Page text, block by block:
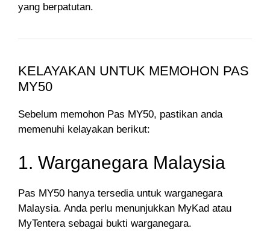
yang berpatutan.
KELAYAKAN UNTUK MEMOHON PAS
MY50
Sebelum memohon Pas MY50, pastikan anda
memenuhi kelayakan berikut:
1. Warganegara Malaysia
Pas MY50 hanya tersedia untuk warganegara
Malaysia. Anda perlu menunjukkan MyKad atau
MyTentera sebagai bukti warganegara.